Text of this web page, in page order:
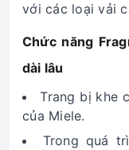
với các loại vải
Chức năng
dài lâu
Trang bị khe
của Miele.
Trong quá